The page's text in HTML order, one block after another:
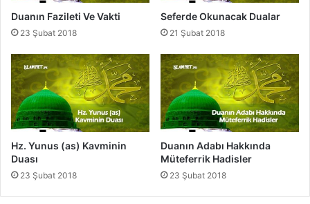
u
a
Duanın Fazileti Ve Vakti
23 Şubat 2018
Seferde Okunacak Dualar
21 Şubat 2018
Hz. Yunus (as) Kavminin
Duası
23 Şubat 2018
Duanın Adabı Hakkında
Müteferrik Hadisler
23 Şubat 2018